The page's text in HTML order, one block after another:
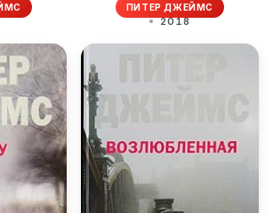
ПИТЕР ДЖЕЙМС
2018